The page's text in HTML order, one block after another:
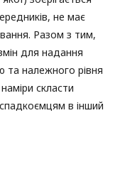
не має
Разом з тим,
для надання
та належного рівня
скласти
в інший